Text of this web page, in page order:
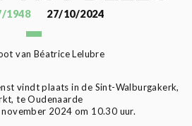
1948 27/10/2024
van Béatrice Lelubre
vindt plaats in de Sint-Walburgakerk,
te Oudenaarde
2024 om 10.30 uur.